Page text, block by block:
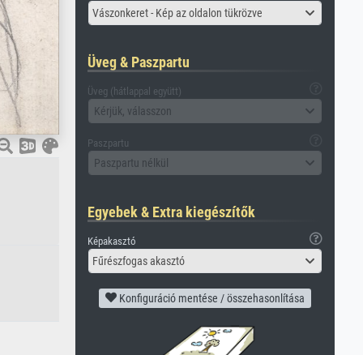
Vászonkeret - Kép az oldalon tükrözve
Üveg & Paszpartu
Üveg (hátlappal együtt)
Kérjük, válasszon
Paszpartu
Paszpartu nélkül
Egyebek & Extra kiegészítők
Képakasztó
Fűrészfogas akasztó
Konfiguráció mentése / összehasonlítása